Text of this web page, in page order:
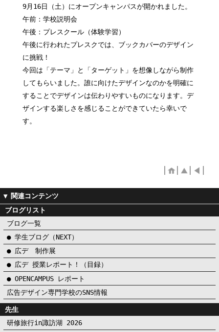
9月16日（土）にオープンキャンパスが開かれました。
午前：学校説明会
午後：プレスクール（体験学習）
午後に行われたプレスクでは、ブックカバーのデザイン
に挑戦！
今回は「テーマ」と「ターゲット」を想像しながら制作
してもらいました。誰に向けたデザインなのかを明確に
することでデザインは伝わりやすいものになります。デ
ザインする楽しさを感じることができていたら幸いで
す。
ブログリスト
ブログ一覧
● 学生ブログ（NEXT）
● 広デ 制作展
● 広デ 授業レポート！（目録）
● OPENCAMPUS レポート
広告デザイン専門学校のSNS情報
先生
研修旅行in諏訪湖 2026